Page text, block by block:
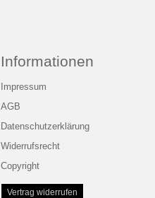
Informationen
Impressum
AGB
Datenschutzerklärung
Widerrufsrecht
Copyright
Vertrag widerrufen